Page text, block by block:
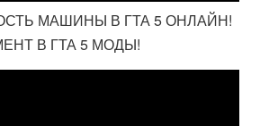
МАШИНЫ В ГТА 5 ОНЛАЙН!
В ГТА 5 МОДЫ!